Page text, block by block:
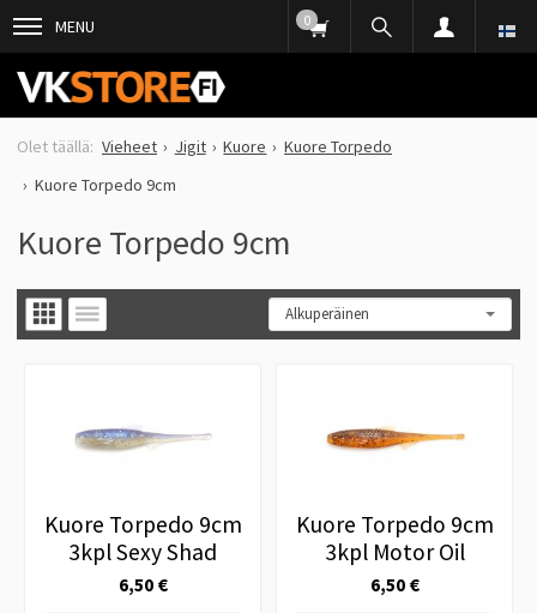
MENU 0
Vieheet Jigit Kuore
Kuore Torpedo
Kuore Torpedo 9cm
Kuore Torpedo 9cm
Kuore Torpedo 9cm
3kpl Sexy Shad
6,50 €
Kuore Torpedo 9cm
3kpl Motor Oil
6,50 €